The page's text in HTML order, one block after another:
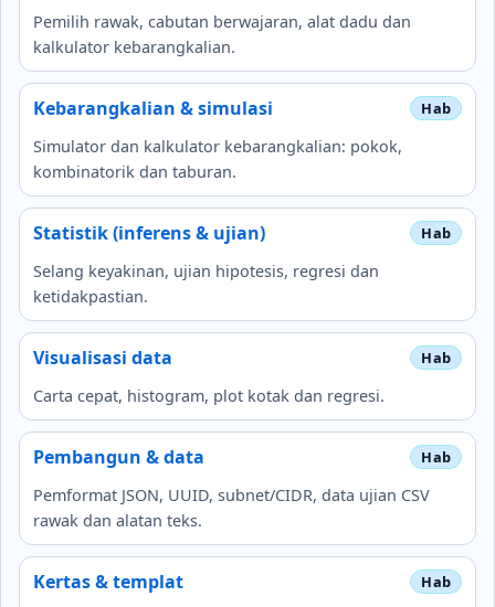
Pemilih rawak, cabutan berwajaran, alat dadu dan
kalkulator kebarangkalian.
Kebarangkalian & simulasi
Simulator dan kalkulator kebarangkalian: pokok,
kombinatorik dan taburan.
Statistik (inferens & ujian)
Selang keyakinan, ujian hipotesis, regresi dan
ketidakpastian.
Visualisasi data
Carta cepat, histogram, plot kotak dan regresi.
Pembangun & data
Pemformat JSON, UUID, subnet/CIDR, data ujian CSV
rawak dan alatan teks.
Kertas & templat